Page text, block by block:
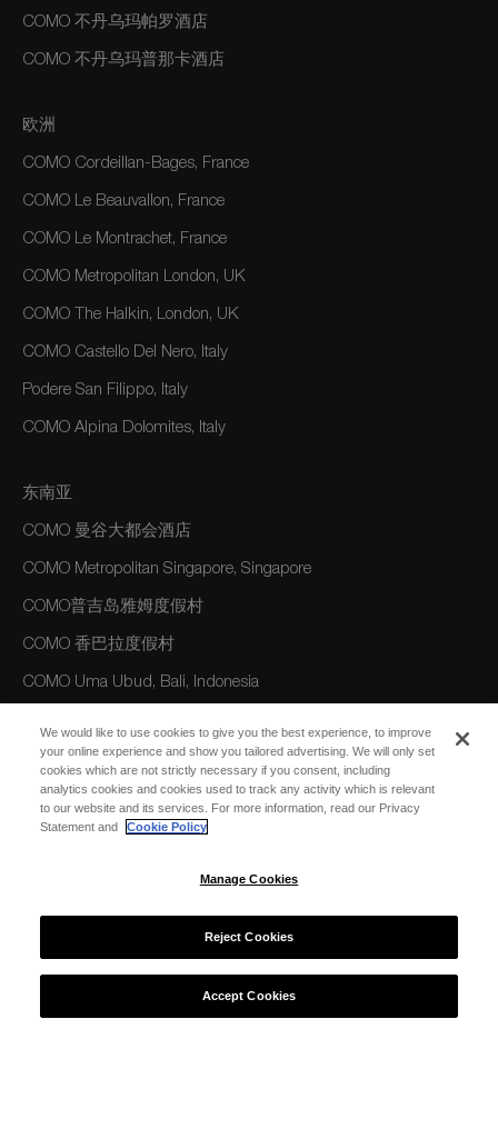
COMO 不丹乌玛帕罗酒店
COMO 不丹乌玛普那卡酒店
欧洲
COMO Cordeillan-Bages, France
COMO Le Beauvallon, France
COMO Le Montrachet, France
COMO Metropolitan London, UK
COMO The Halkin, London, UK
COMO Castello Del Nero, Italy
Podere San Filippo, Italy
COMO Alpina Dolomites, Italy
东南亚
COMO 曼谷大都会酒店
COMO Metropolitan Singapore, Singapore
COMO普吉岛雅姆度假村
COMO 香巴拉度假村
COMO Uma Ubud, Bali, Indonesia
美洲
COMO Parrot Cay, Turks and Caicos
We would like to use cookies to give you the best experience, to improve
your online experience and show you tailored advertising. We will only set
cookies which are not strictly necessary if you consent, including
analytics cookies and cookies used to track any activity which is relevant
to our website and its services. For more information, read our Privacy
Statement and
Cookie Policy
Manage Cookies
Reject Cookies
Accept Cookies